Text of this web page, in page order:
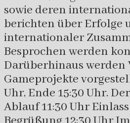
sowie deren
berichten über Erfolge
internationaler
Besprochen werden
Darüberhinaus werden
Gameprojekte
Uhr, Ende 15:30 Uhr.
Ablauf 11:30 Uhr